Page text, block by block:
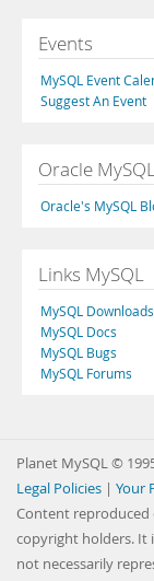
Events
MySQL Event
Suggest An Event
Oracle
Oracle's MySQL
Links MySQL
MySQL Downloads
MySQL Docs
MySQL Bugs
MySQL Forums
Planet MySQL ©
Legal Policies | Your
Content reproduced
copyright holders. It
not necessarily